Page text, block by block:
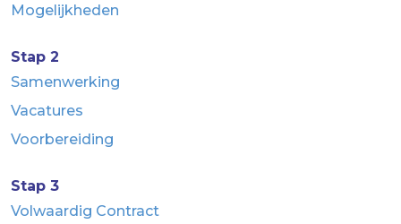
Mogelijkheden
Stap 2
Samenwerking
Vacatures
Voorbereiding
Stap 3
Volwaardig Contract